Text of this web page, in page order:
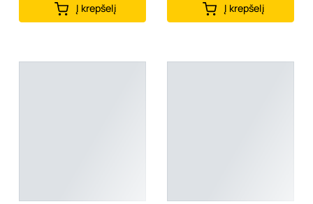
Į krepšelį Į krepšelį